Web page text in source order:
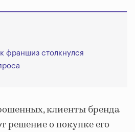
франшиз столкнулся
клиенты бренда
решение о покупке его